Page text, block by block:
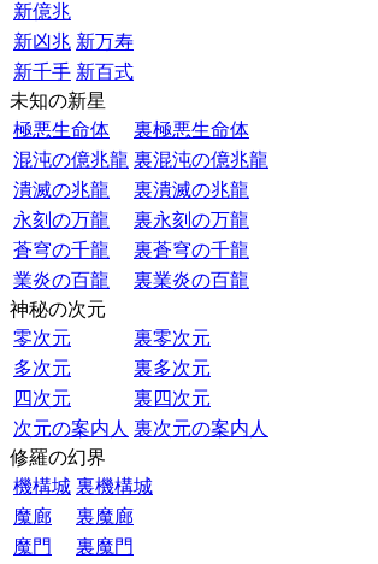
新億兆
新凶兆 新万寿
新千手 新百式
未知の新星
極悪生命体
裏極悪生命体
混沌の億兆龍 裏混沌の億兆龍
潰滅の兆龍
裏潰滅の兆龍
永刻の万龍
裏永刻の万龍
蒼穹の千龍
裏蒼穹の千龍
業炎の百龍
裏業炎の百龍
神秘の次元
零次元
裏零次元
多次元
裏多次元
四次元
裏四次元
次元の案内人 裏次元の案内人
修羅の幻界
機構城 裏機構城
魔廊
裏魔廊
魔門
裏魔門